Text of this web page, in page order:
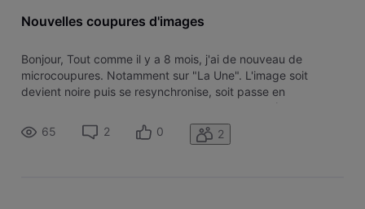
Nouvelles coupures d'images
Bonjour, Tout comme il y a 8 mois, j'ai de nouveau de
microcoupures. Notamment sur "La Une". L'image soit
devient noire puis se resynchronise, soit passe en
"chamarré" et revient. Les 2 signaux sont bons (3 blocs)
Dans les diagnostics, j'ai ceci Merci
65 2 0 2